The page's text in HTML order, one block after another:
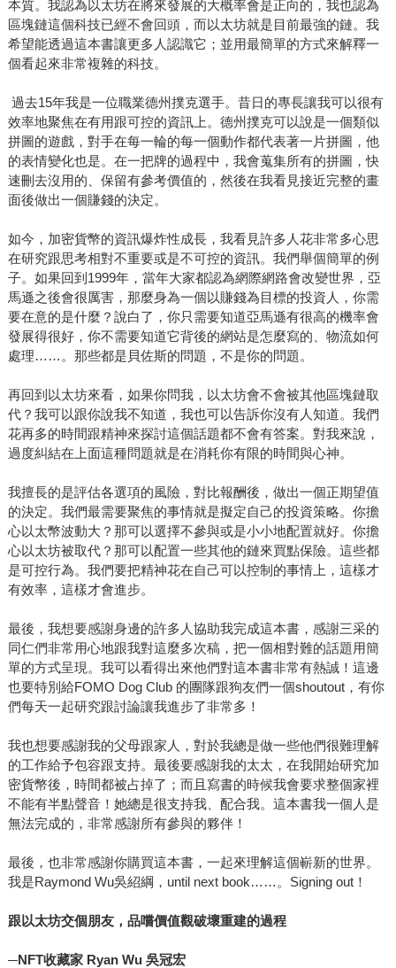
本質。我認為以太坊在將來發展的大概率會是正向的，我也認為
區塊鏈這個科技已經不會回頭，而以太坊就是目前最強的鏈。我
希望能透過這本書讓更多人認識它；並用最簡單的方式來解釋一
個看起來非常複雜的科技。
過去15年我是一位職業德州撲克選手。昔日的專長讓我可以很有
效率地聚焦在有用跟可控的資訊上。德州撲克可以說是一個類似
拼圖的遊戲，對手在每一輪的每一個動作都代表著一片拼圖，他
的表情變化也是。在一把牌的過程中，我會蒐集所有的拼圖，快
速刪去沒用的、保留有參考價值的，然後在我看見接近完整的畫
面後做出一個賺錢的決定。
如今，加密貨幣的資訊爆炸性成長，我看見許多人花非常多心思
在研究跟思考相對不重要或是不可控的資訊。我們舉個簡單的例
子。如果回到1999年，當年大家都認為網際網路會改變世界，亞
馬遜之後會很厲害，那麼身為一個以賺錢為目標的投資人，你需
要在意的是什麼？說白了，你只需要知道亞馬遜有很高的機率會
發展得很好，你不需要知道它背後的網站是怎麼寫的、物流如何
處理……。那些都是貝佐斯的問題，不是你的問題。
再回到以太坊來看，如果你問我，以太坊會不會被其他區塊鏈取
代？我可以跟你說我不知道，我也可以告訴你沒有人知道。我們
花再多的時間跟精神來探討這個話題都不會有答案。對我來說，
過度糾結在上面這種問題就是在消耗你有限的時間與心神。
我擅長的是評估各選項的風險，對比報酬後，做出一個正期望值
的決定。我們最需要聚焦的事情就是擬定自己的投資策略。你擔
心以太幣波動大？那可以選擇不參與或是小小地配置就好。你擔
心以太坊被取代？那可以配置一些其他的鏈來買點保險。這些都
是可控行為。我們要把精神花在自己可以控制的事情上，這樣才
有效率，這樣才會進步。
最後，我想要感謝身邊的許多人協助我完成這本書，感謝三采的
同仁們非常用心地跟我對這麼多次稿，把一個相對難的話題用簡
單的方式呈現。我可以看得出來他們對這本書非常有熱誠！這邊
也要特別給FOMO Dog Club 的團隊跟狗友們一個shoutout，有你
們每天一起研究跟討論讓我進步了非常多！
我也想要感謝我的父母跟家人，對於我總是做一些他們很難理解
的工作給予包容跟支持。最後要感謝我的太太，在我開始研究加
密貨幣後，時間都被占掉了；而且寫書的時候我會要求整個家裡
不能有半點聲音！她總是很支持我、配合我。這本書我一個人是
無法完成的，非常感謝所有參與的夥伴！
最後，也非常感謝你購買這本書，一起來理解這個嶄新的世界。
我是Raymond Wu吳紹綱，until next book……。Signing out！
跟以太坊交個朋友，品嚐價值觀破壞重建的過程
─NFT收藏家 Ryan Wu 吳冠宏